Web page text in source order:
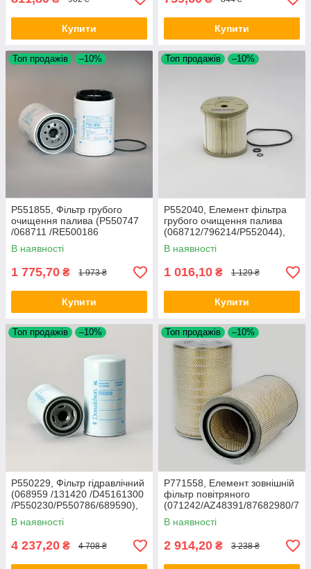
Купити Купити
Топ продажів –10%
P551855, Фільтр грубого
очищення палива (P550747
/068711 /RE500186
/796213/R90T/84989840/R90
30M-200HP)
В наявності
1 775,70 ₴ 1 973 ₴
Купити
Топ продажів –10%
P552040, Елемент фільтра
грубого очищення палива
(068712/796214/P552044),
Claas Lex440/460/480/580
В наявності
1 016,10 ₴ 1 129 ₴
Купити
Топ продажів –10%
P550229, Фільтр гідравлічний
(068959 /131420 /D45161300
/P550230/P550786/689590),
M208/218
В наявності
4 237,20 ₴ 4 708 ₴
Топ продажів –10%
P771558, Елемент зовнішній
фільтр повітряного
(071242/AZ48391/87682980/7
12424), JD266/Lex440-
580/Jag
В наявності
2 914,20 ₴ 3 238 ₴